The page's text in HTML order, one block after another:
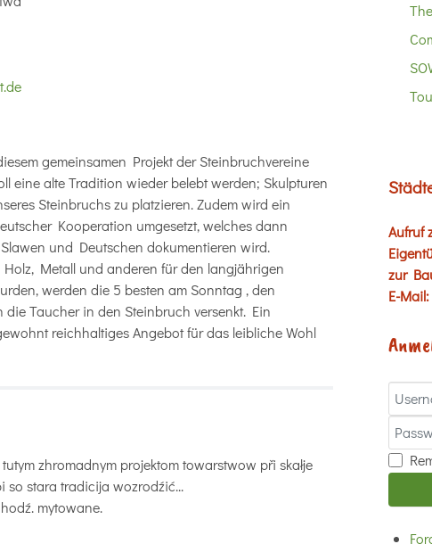
gemeinsamen Projekt der Steinbruchvereine
eine alte Tradition wieder belebt werden; Skulpturen
Steinbruchs zu platzieren. Zudem wird ein
Kooperation umgesetzt, welches dann
und Deutschen dokumentieren wird.
Metall und anderen für den langjährigen
werden die 5 besten am Sonntag , den
Taucher in den Steinbruch versenkt. Ein
reichhaltiges Angebot für das leibliche Wohl
zhromadnym projektom towarstwow při skałje
so stara tradicija wozrodźić...
mytowane.
Aufruf
zur
E-Mail: